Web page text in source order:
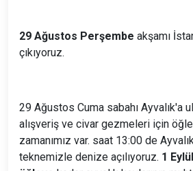
29 Ağustos Perşembe akşamı
çıkıyoruz.
29 Ağustos Cuma sabahı Ayvalık'a
alışveriş ve civar gezmeleri için
zamanımız var. saat 13:00 de
teknemizle denize açılıyoruz. 1